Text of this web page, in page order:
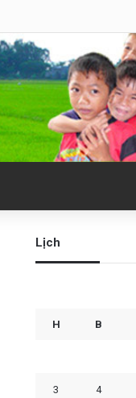
Lịch
H B
3 4